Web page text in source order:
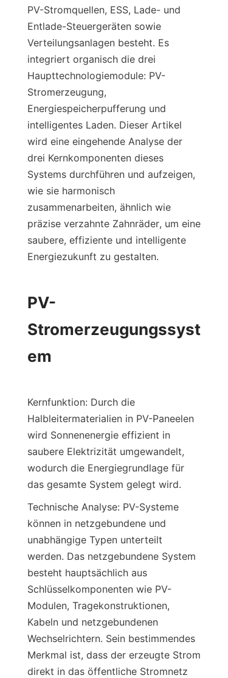
PV-Stromquellen, ESS, Lade- und
Entlade-Steuergeräten sowie
Verteilungsanlagen besteht. Es
integriert organisch die drei
Haupttechnologiemodule: PV-
Stromerzeugung,
Energiespeicherpufferung und
intelligentes Laden. Dieser Artikel
wird eine eingehende Analyse der
drei Kernkomponenten dieses
Systems durchführen und aufzeigen,
wie sie harmonisch
zusammenarbeiten, ähnlich wie
präzise verzahnte Zahnräder, um eine
saubere, effiziente und intelligente
Energiezukunft zu gestalten.
PV-
Stromerzeugungssyst
em
Kernfunktion: Durch die
Halbleitermaterialien in PV-Paneelen
wird Sonnenenergie effizient in
saubere Elektrizität umgewandelt,
wodurch die Energiegrundlage für
das gesamte System gelegt wird.
Technische Analyse: PV-Systeme
können in netzgebundene und
unabhängige Typen unterteilt
werden. Das netzgebundene System
besteht hauptsächlich aus
Schlüsselkomponenten wie PV-
Modulen, Tragekonstruktionen,
Kabeln und netzgebundenen
Wechselrichtern. Sein bestimmendes
Merkmal ist, dass der erzeugte Strom
direkt in das öffentliche Stromnetz